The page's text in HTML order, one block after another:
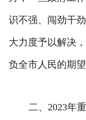
识不强、闯劲干
大力度予以解决
负全市人民的期望
二、2023年